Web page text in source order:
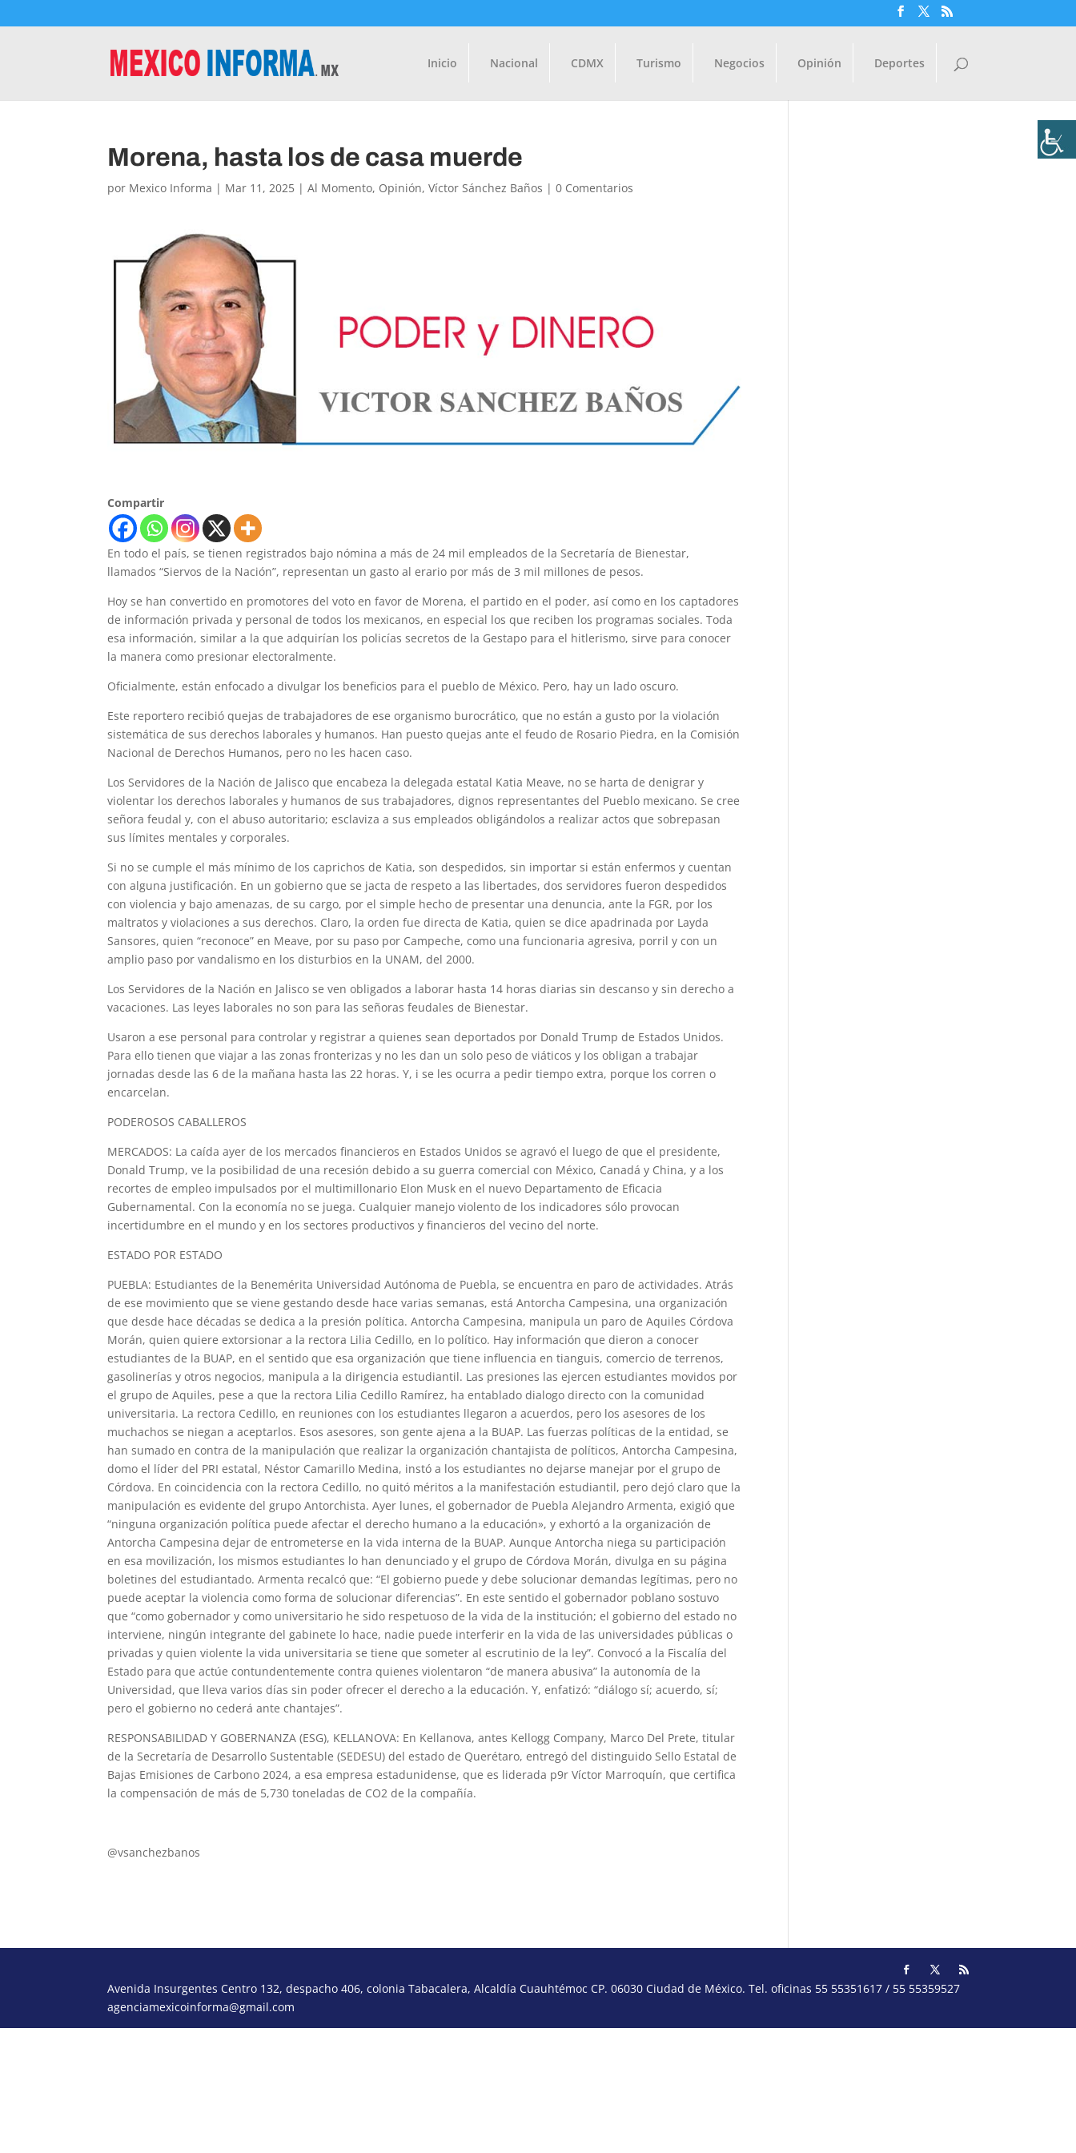
Inicio Nacional CDMX Turismo Negocios Opinión Deportes
Morena, hasta los de casa muerde
por Mexico Informa | Mar 11, 2025 |Al Momento, Opinión,Víctor Sánchez Baños |0 Comentarios
Compartir
En todo el país, se tienen registrados bajo nómina a más de 24 mil empleados de la Secretaría de Bienestar,
llamados “Siervos de la Nación”, representan un gasto al erario por más de 3 mil millones de pesos.
Hoy se han convertido en promotores del voto en favor de Morena, el partido en el poder, así como en los captadores
de información privada y personal de todos los mexicanos, en especial los que reciben los programas sociales. Toda
esa información, similar a la que adquirían los policías secretos de la Gestapo para el hitlerismo, sirve para conocer
la manera como presionar electoralmente.
Oficialmente, están enfocado a divulgar los beneficios para el pueblo de México. Pero, hay un lado oscuro.
Este reportero recibió quejas de trabajadores de ese organismo burocrático, que no están a gusto por la violación
sistemática de sus derechos laborales y humanos. Han puesto quejas ante el feudo de Rosario Piedra, en la Comisión
Nacional de Derechos Humanos, pero no les hacen caso.
Los Servidores de la Nación de Jalisco que encabeza la delegada estatal Katia Meave, no se harta de denigrar y
violentar los derechos laborales y humanos de sus trabajadores, dignos representantes del Pueblo mexicano. Se cree
señora feudal y, con el abuso autoritario; esclaviza a sus empleados obligándolos a realizar actos que sobrepasan
sus límites mentales y corporales.
Si no se cumple el más mínimo de los caprichos de Katia, son despedidos, sin importar si están enfermos y cuentan
con alguna justificación. En un gobierno que se jacta de respeto a las libertades, dos servidores fueron despedidos
con violencia y bajo amenazas, de su cargo, por el simple hecho de presentar una denuncia, ante la FGR, por los
maltratos y violaciones a sus derechos. Claro, la orden fue directa de Katia, quien se dice apadrinada por Layda
Sansores, quien “reconoce” en Meave, por su paso por Campeche, como una funcionaria agresiva, porril y con un
amplio paso por vandalismo en los disturbios en la UNAM, del 2000.
Los Servidores de la Nación en Jalisco se ven obligados a laborar hasta 14 horas diarias sin descanso y sin derecho a
vacaciones. Las leyes laborales no son para las señoras feudales de Bienestar.
Usaron a ese personal para controlar y registrar a quienes sean deportados por Donald Trump de Estados Unidos.
Para ello tienen que viajar a las zonas fronterizas y no les dan un solo peso de viáticos y los obligan a trabajar
jornadas desde las 6 de la mañana hasta las 22 horas. Y, i se les ocurra a pedir tiempo extra, porque los corren o
encarcelan.
PODEROSOS CABALLEROS
MERCADOS: La caída ayer de los mercados financieros en Estados Unidos se agravó el luego de que el presidente,
Donald Trump, ve la posibilidad de una recesión debido a su guerra comercial con México, Canadá y China, y a los
recortes de empleo impulsados por el multimillonario Elon Musk en el nuevo Departamento de Eficacia
Gubernamental. Con la economía no se juega. Cualquier manejo violento de los indicadores sólo provocan
incertidumbre en el mundo y en los sectores productivos y financieros del vecino del norte.
ESTADO POR ESTADO
PUEBLA: Estudiantes de la Benemérita Universidad Autónoma de Puebla, se encuentra en paro de actividades. Atrás
de ese movimiento que se viene gestando desde hace varias semanas, está Antorcha Campesina, una organización
que desde hace décadas se dedica a la presión política. Antorcha Campesina, manipula un paro de Aquiles Córdova
Morán, quien quiere extorsionar a la rectora Lilia Cedillo, en lo político. Hay información que dieron a conocer
estudiantes de la BUAP, en el sentido que esa organización que tiene influencia en tianguis, comercio de terrenos,
gasolinerías y otros negocios, manipula a la dirigencia estudiantil. Las presiones las ejercen estudiantes movidos por
el grupo de Aquiles, pese a que la rectora Lilia Cedillo Ramírez, ha entablado dialogo directo con la comunidad
universitaria. La rectora Cedillo, en reuniones con los estudiantes llegaron a acuerdos, pero los asesores de los
muchachos se niegan a aceptarlos. Esos asesores, son gente ajena a la BUAP. Las fuerzas políticas de la entidad, se
han sumado en contra de la manipulación que realizar la organización chantajista de políticos, Antorcha Campesina,
domo el líder del PRI estatal, Néstor Camarillo Medina, instó a los estudiantes no dejarse manejar por el grupo de
Córdova. En coincidencia con la rectora Cedillo, no quitó méritos a la manifestación estudiantil, pero dejó claro que la
manipulación es evidente del grupo Antorchista. Ayer lunes, el gobernador de Puebla Alejandro Armenta, exigió que
“ninguna organización política puede afectar el derecho humano a la educación», y exhortó a la organización de
Antorcha Campesina dejar de entrometerse en la vida interna de la BUAP. Aunque Antorcha niega su participación
en esa movilización, los mismos estudiantes lo han denunciado y el grupo de Córdova Morán, divulga en su página
boletines del estudiantado. Armenta recalcó que: “El gobierno puede y debe solucionar demandas legítimas, pero no
puede aceptar la violencia como forma de solucionar diferencias”. En este sentido el gobernador poblano sostuvo
que “como gobernador y como universitario he sido respetuoso de la vida de la institución; el gobierno del estado no
interviene, ningún integrante del gabinete lo hace, nadie puede interferir en la vida de las universidades públicas o
privadas y quien violente la vida universitaria se tiene que someter al escrutinio de la ley”. Convocó a la Fiscalía del
Estado para que actúe contundentemente contra quienes violentaron “de manera abusiva” la autonomía de la
Universidad, que lleva varios días sin poder ofrecer el derecho a la educación. Y, enfatizó: “diálogo sí; acuerdo, sí;
pero el gobierno no cederá ante chantajes”.
RESPONSABILIDAD Y GOBERNANZA (ESG), KELLANOVA: En Kellanova, antes Kellogg Company, Marco Del Prete, titular
de la Secretaría de Desarrollo Sustentable (SEDESU) del estado de Querétaro, entregó del distinguido Sello Estatal de
Bajas Emisiones de Carbono 2024, a esa empresa estadunidense, que es liderada p9r Víctor Marroquín, que certifica
la compensación de más de 5,730 toneladas de CO2 de la compañía.
@vsanchezbanos
Avenida Insurgentes Centro 132, despacho 406, colonia Tabacalera, Alcaldía Cuauhtémoc CP. 06030 Ciudad de México. Tel. oficinas 55 55351617 / 55 55359527
agenciamexicoinforma@gmail.com